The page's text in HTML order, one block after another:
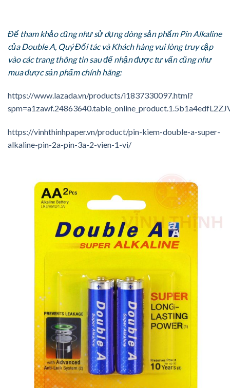
Để tham khảo cũng như sử dụng dòng sản phẩm Pin Alkaline
của Double A, Quý Đối tác và Khách hàng vui lòng truy cập
vào các trang thông tin sau để nhận được tư vấn cũng như
mua được sản phẩm chính hãng:
https://www.lazada.vn/products/i1837330097.html?
https://vinhthinhpaper.vn/product/pin-kiem-double-a-super-
alkaline-pin-2a-pin-3a-2-vien-1-vi/